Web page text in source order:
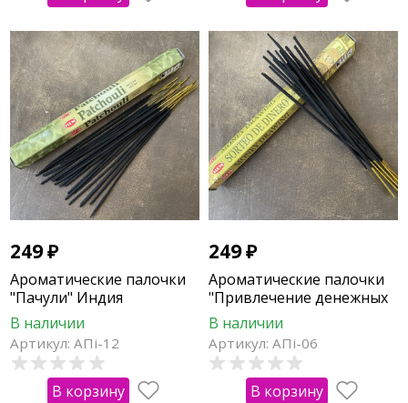
249₽
Ароматические палочки
"Пачули" Индия
В наличии
Артикул: АПi-12
В корзину
249₽
Ароматические палочки
"Привлечение денежных
купюр"
В наличии
Артикул: АПi-06
В корзину